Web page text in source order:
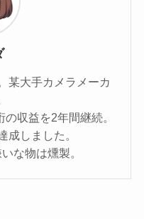
某大手カメラメーカ
収益を2年間継続。
成しました。
な物は燻製。